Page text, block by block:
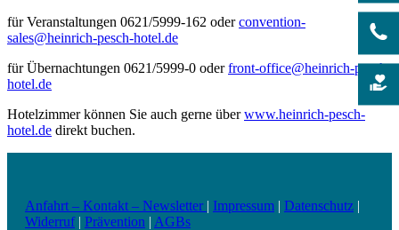
für Veranstaltungen 0621/5999-162 oderconvention-
sales@heinrich-pesch-hotel.de
für Übernachtungen 0621/5999-0 oderfront-office@heinrich-pesch-
hotel.de
Hotelzimmer können Sie auch gerne überwww.heinrich-pesch-
hotel.de direkt buchen.
Anfahrt – Kontakt – Newsletter | Impressum | Datenschutz |
Widerruf| Prävention | AGBs